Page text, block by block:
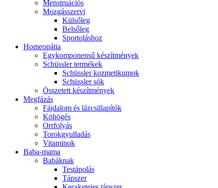
Menstruációs
Mozgásszervi
Külsőleg
Belsőleg
Sportoláshoz
Homeopátia
Egykomponensű készítmények
Schüssler termékek
Schüssler kozmetikumok
Schüssler sók
Összetett készítmények
Megfázás
Fájdalom és lázcsillapítók
Köhögés
Orrfolyás
Torokgyulladás
Vitaminok
Baba-mama
Babáknak
Testápolás
Tápszer